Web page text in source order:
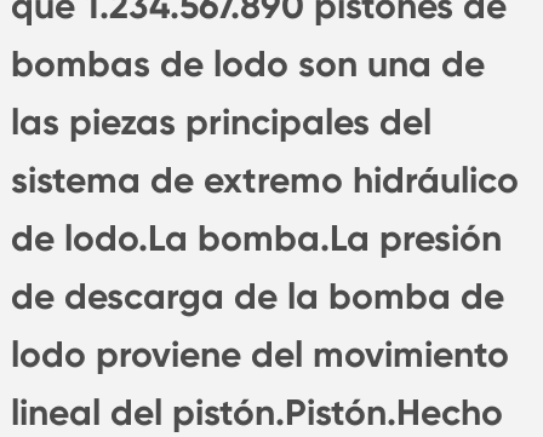
bombas de lodo son una de
las piezas principales del
sistema de extremo hidráulico
de lodo.La bomba.La presión
de descarga de la bomba de
lodo proviene del movimiento
lineal del pistón.Pistón.Hecho